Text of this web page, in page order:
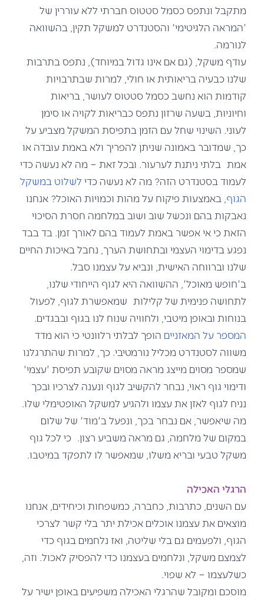
מתקבל ונתפס כסמל סטטוס חברתי ללא עוררין של
'המראה הלגיטימי' והסטנדרט למשקל תקין, בהשוואה
לנורמה.
עודף משקל, (גם אם אינו גדול במיוחד), נתפס בתרבות
שלנו כבעיה בריאותית או חולי, למרות שבתרבויות
קודמות הוא נחשב כסמל סטטוס לעושר, בריאות
וחיוניות, בשעה שרזון נתפס כבריאות לקויה או סימן
לעוני. השינוי שחל עם הזמן בתפיסת המשקל מצביע על
כך, שמדובר באמונה שניתן להפריך ולא באמת עובדה או
אמת בלתי ניתנת לערעור. ובכל זאת – מה לא נעשה כדי
לעמוד בסטנדרט הזה? מה לא נעשה כדי לשלוט במשקל
הגוף , באמצעות פיקוח על מהות וכמויות האוכל? אנחנו
נאבקות בהם ונכשל שוב ושוב במלחמה חסרת הסיכוי
הזאת כי אי אפשר באמת לעמוד בהם לאורך זמן. בד בבד
נפגע בדימוי העצמי ובתחושת הערך, נחבל באיכות החיים
שלנו וברווחה האישית, ונביא על עצמנו סבל.
ב'חופש מאוכל', ההשוואה היא לגוף הייחודי שלנו,
לתחושה פנימית של קלילות שמאפשרת לגוף, לפעול
בנוחות ובאופן מיטבי, ולחוויה שנוח לנו בגוף ובבגדים.
המספר על המאזניים הופך לבלתי רלוונטי כי הוא מדד
משווה לסטנדרט מכליל נורמטיבי. כך, למרות שהתרגלנו
שמספר מסוים מייצג מראה מסוים שקובע תפיסת 'עצמי'
ודימוי גוף ראוי, נבחר להקשיב לגוף ונענה לצרכיו ובכך
נניח לגוף לאזן את עצמו ולהגיע למשקל האופטימלי שלו.
מה שיאפשר, אם נבחר בכך, ונפעל ב'מוד' של שלום
במקום של מלחמה, גם מראה משביע רצון. כי לכל גוף
משקל טבעי ובריא משלו, שמאפשר לו לתפקד במיטבו.
הרגלי האכילה
עם השנים, כתרבות, כחברה, כמשפחות וכיחידים, אנחנו
מוצאים את עצמנו אוכלים אכילת יתר בלי קשר לצרכי
הגוף, ולפעמים גם בלי שליטה, ואז נלחמים בגוף כדי
לצמצם משקל, ונלחמים בעצמנו כדי להפסיק לאכול. וזה,
כשלעצמו – לא שפוי.
מוסכם ומקובל שהרגלי האכילה משפיעים באופן ישיר על